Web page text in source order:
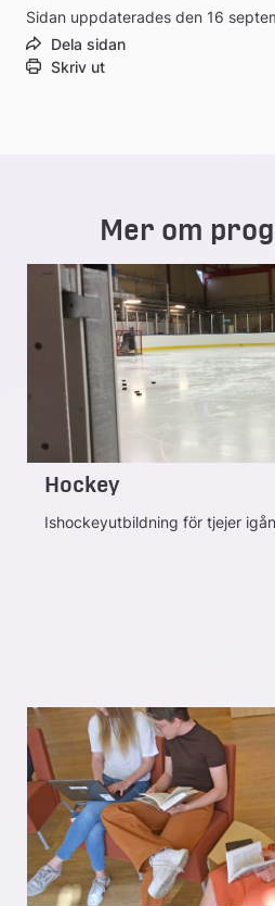
Sidan uppdaterades den 16
Dela sidan
Skriv ut
Mer om
Hockey
Ishockeyutbildning för tjejer